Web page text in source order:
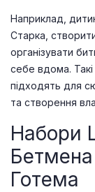
Наприклад,
Старка,
організувати
себе вдома.
підходять для
та створення
Набори
Бетмена
Готема